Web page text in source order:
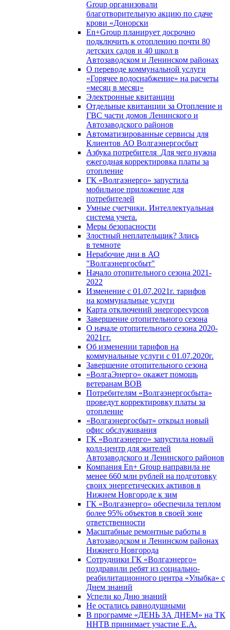
Group организовали
благотворительную акцию по сдаче
крови «Донорски
En+Group планирует досрочно
подключить к отоплению почти 80
детских садов и 40 школ в
Автозаводском и Ленинском районах
О переводе коммунальной услуги
«Горячее водоснабжение» на расчеты
«месяц в месяц»
Электронные квитанции
Отдельные квитанции за Отопление и
ГВС части домов Ленинского и
Автозаводского районов
Автоматизированные сервисы для
Клиентов АО Волгаэнергосбыт
Азбука потребителя_Для чего нужна
ежегодная корректировка платы за
отопление
ГК «Волгаэнерго» запустила
мобильное приложение для
потребителей
Умные счетчики. Интеллектуальная
система учета.
Меры безопасности
Злостный неплательщик? Злись
в темноте
Нерабочие дни в АО
"Волгаэнергосбыт"
Начало отопительного сезона 2021-
2022
Изменение с 01.07.2021г. тарифов
на коммунальные услуги
Карта отключений энергоресурсов
Завершение отопительного сезона
О начале отопительного сезона 2020-
2021гг.
Об изменении тарифов на
коммунальные услуги с 01.07.2020г.
Завершение отопительного сезона
«ВолгаЭнерго» окажет помощь
ветеранам ВОВ
Потребителям «Волгаэнергосбыта»
проведут корректировку платы за
отопление
«Волгаэнергосбыт» открыл новый
офис обслуживания
ГК «Волгаэнерго» запустила новый
колл-центр для жителей
Автозаводского и Ленинского районов
Компания En+ Group направила не
менее 660 млн рублей на подготовку
своих энергетических активов в
Нижнем Новгороде к зим
ГК «Волгаэнерго» обеспечила теплом
более 95% объектов в своей зоне
ответственности
Масштабные ремонтные работы в
Автозаводском и Ленинском районах
Нижнего Новгорода
Сотрудники ГК «Волгаэнерго»
поздравили ребят из социально-
реабилитационного центра «Улыбка» с
Днем знаний
Успели ко Дню знаний
Не остались равнодушными
В программе «ДЕНЬ ЗА ДНЕМ» на ТК
ННТВ принимает участие Е.А.